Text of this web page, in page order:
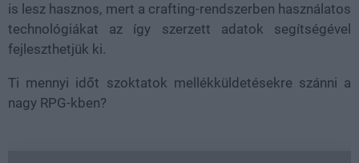
is lesz hasznos, mert a crafting-rendszerben használatos
technológiákat az így szerzett adatok segítségével
fejleszthetjük ki.
Ti mennyi időt szoktatok mellékküldetésekre szánni a
nagy RPG-kben?